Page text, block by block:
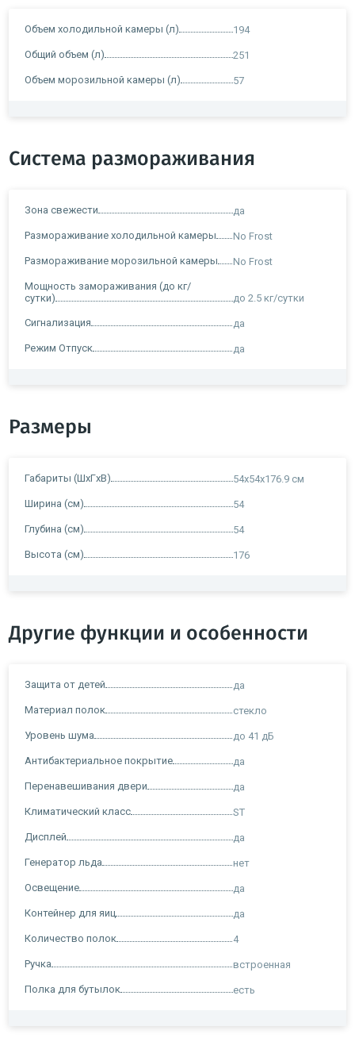
Объем холодильной камеры (л) 194
Общий объем (л) 251
Объем морозильной камеры (л) 57
Система размораживания
Зона свежести да
Размораживание холодильной камеры No Frost
Размораживание морозильной камеры No Frost
Мощность замораживания (до кг/
сутки)
до 2.5 кг/cутки
Сигнализация да
Режим Отпуск да
Размеры
Габариты (ШxГxВ) 54х54х176.9 см
Ширина (см) 54
Глубина (см) 54
Высота (см) 176
Другие функции и особенности
Защита от детей да
Материал полок стекло
Уровень шума до 41 дБ
Антибактериальное покрытие да
Перенавешивания двери да
Климатический класс ST
Дисплей да
Генератор льда нет
Освещение да
Контейнер для яиц да
Количество полок 4
Ручка встроенная
Полка для бутылок есть